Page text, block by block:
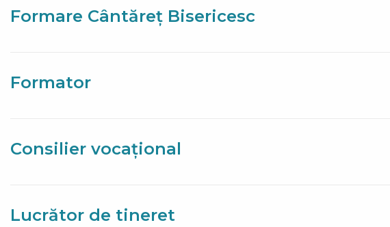
Formare Cântăreț Bisericesc
Formator
Consilier vocațional
Lucrător de tineret